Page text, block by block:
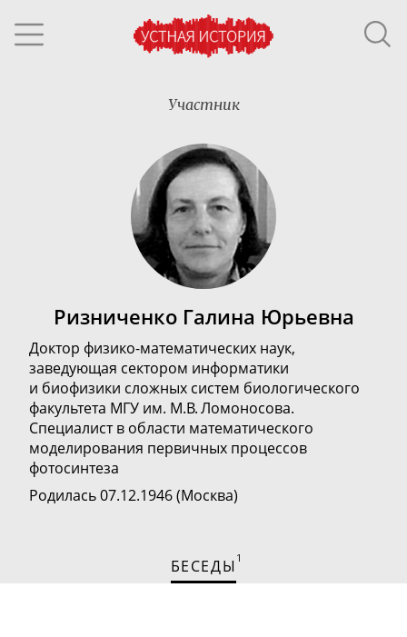
Участник
Ризниченко Галина Юрьевна
Доктор физико-математических наук,
заведующая сектором информатики
и биофизики сложных систем биологического
факультета МГУ им. М.В. Ломоносова.
Специалиств области математического
моделирования первичных процессов
фотосинтеза
Родилась 07.12.1946 (Москва)
БЕСЕДЫ 1